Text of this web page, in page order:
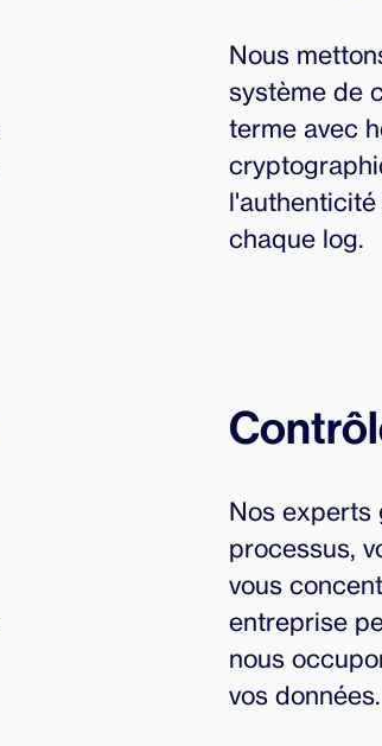
Nous
système de
terme avec
chaque log.
Nos experts
processus,
vous
entreprise
nous
vos données.